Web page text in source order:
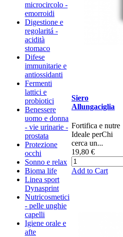
microcircolo -
emorroidi
Digestione e
regolaritá -
acidità
stomaco
Difese
immunitarie e
antiossidanti
Fermenti
lattici e
probiotici
Benessere
uomo e donna
- vie urinarie -
prostata
Protezione
occhi
Sonno e relax
Bioma life
Linea sport
Dynasprint
Nutricosmetici
- pelle unghie
capelli
Igiene orale e
afte
Siero
Allungaciglia
Fortifica e nutre
Ideale per ​Chi
cerca un...
19,80 €
Add to Cart